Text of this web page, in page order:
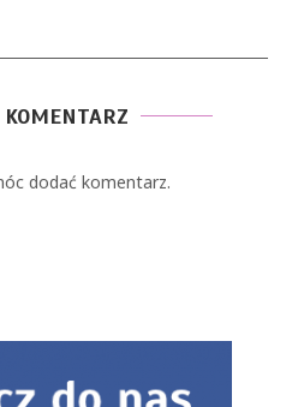
KOMENTARZ
dodać komentarz.